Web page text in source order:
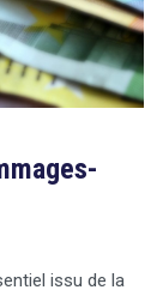
issu de la